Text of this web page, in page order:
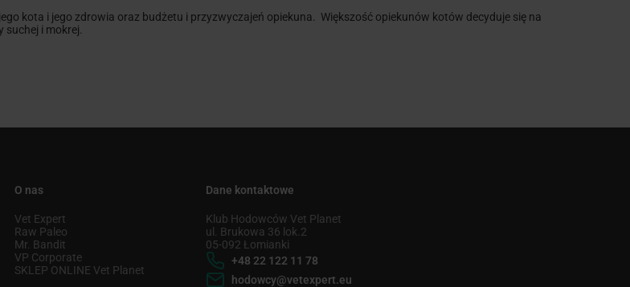
kota i jego zdrowia oraz budżetu i przyzwyczajeń opiekuna. Większość opiekunów kotów decyduje się na
i mokrej.
O nas
Vet Expert
Raw Paleo
Mr. Bandit
VP Corporate
SKLEP ONLINE Vet Planet
Dane kontaktowe
Klub Hodowców Vet Planet
ul. Brukowa 36 lok.2
05-092 Łomianki
+48 22 122 11 78
hodowcy@vetexpert.eu